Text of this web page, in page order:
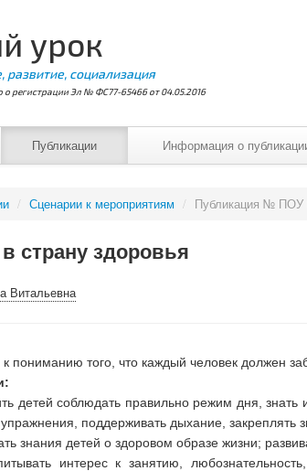
урок
развитие, социализация
о регистрации Эл № ФС77-65466 от 04.05.2016
Публикации Информация о
/ Сценарии к мероприятиям / Публикация № ПОУ
страну здоровья
Витальевна
к пониманию того, что каждый человек должен
детей соблюдать правильно режим дня,
поддерживать дыхание, закреплять
знания детей о здоровом образе жизни;
интерес к занятию,